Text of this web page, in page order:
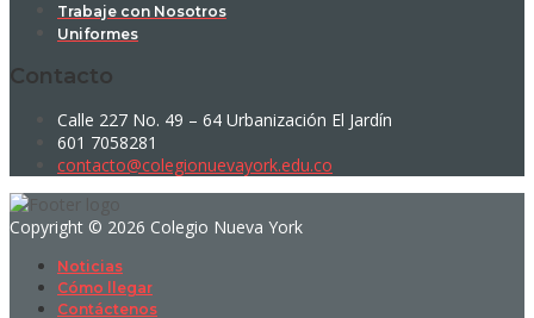
Trabaje con Nosotros
Uniformes
Contacto
Calle 227 No. 49 – 64 Urbanización El Jardín
601 7058281
contacto@colegionuevayork.edu.co
Copyright © 2026 Colegio Nueva York
Noticias
Cómo llegar
Contáctenos